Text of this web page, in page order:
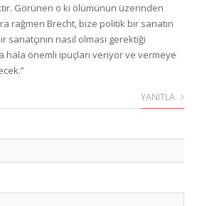
Görünen o ki ölümünün üzerinden
rağmen Brecht, bize politik bir sanatın
sanatçının nasıl olması gerektiği
hala önemli ipuçları veriyor ve vermeye
YANITLA